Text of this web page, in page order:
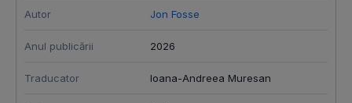
Autor Jon Fosse
Anul publicării 2026
Traducator Ioana-Andreea Muresan